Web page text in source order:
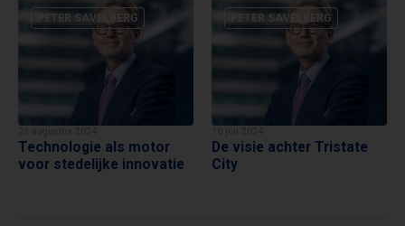
PETER SAVELBERG
Technologie als motor
voor stedelijke innovatie
PETER SAVELBERG
De visie achter Tristate
City